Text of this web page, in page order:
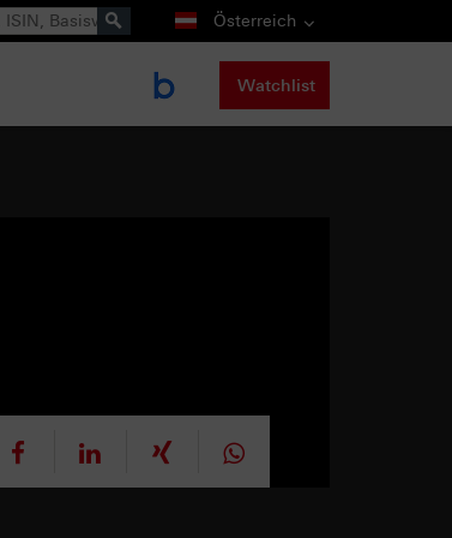
Österreich
Watchlist
mitteilen